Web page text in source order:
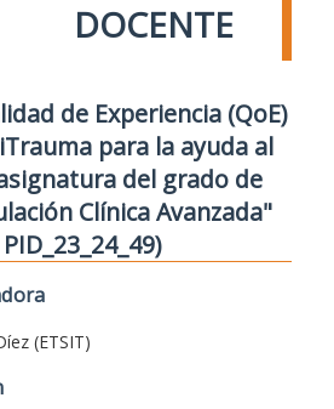
DOCENTE
de Experiencia (QoE)
para la ayuda al
del grado de
Clínica Avanzada"
(ETSIT)